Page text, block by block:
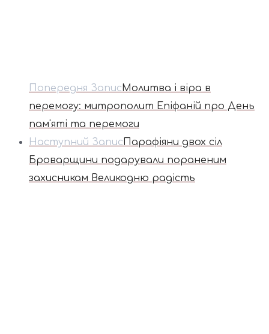
Попередня ЗаписМолитва і віра в
перемогу: митрополит Епіфаній про День
пам'яті та перемоги
Наступний ЗаписПарафіяни двох сіл
Броварщини подарували пораненим
захисникам Великодню радість